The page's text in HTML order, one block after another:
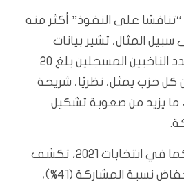
على النفوذ” أكثر منه
المثال، تشير بيانات
المفوضية إلى أن عدد الناخبين المسجلين بلغ 20
كل حزب يمثل، نظريًا، شريحة
ما يزيد من صعوبة تشكيل
والتجربة التاريخية، كما في انتخابات 2021، تكشف
عن نزاعات حادة وانخفاض نسبة المشاركة (41%)،